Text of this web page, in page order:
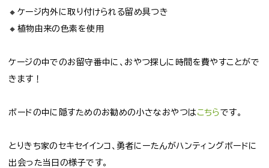
🔸ケージ内外に取り付けられる留め具つき
🔸植物由来の色素を使用
ケージの中でのお留守番中に、おやつ探しに時間を費やすことがで
きます！
ボードの中に隠すためのお勧めの小さなおやつは こちらです。
とりきち家のセキセイインコ、勇者にーたんがハンティングボードに
出会った当日の様子です。